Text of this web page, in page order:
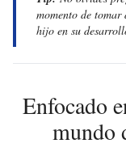
momento de
hijo en su
Enfocado
mundo